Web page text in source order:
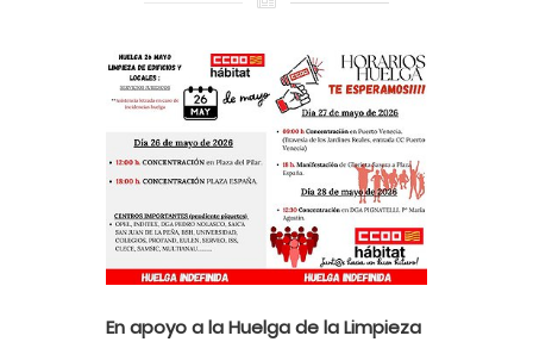
En apoyo a la Huelga de la Limpieza